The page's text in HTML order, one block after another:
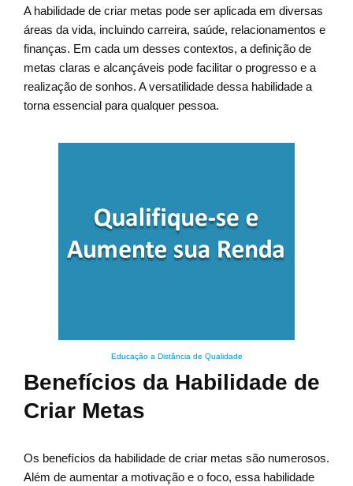
A habilidade de criar metas pode ser aplicada em diversas
áreas da vida, incluindo carreira, saúde, relacionamentos e
finanças. Em cada um desses contextos, a definição de
metas claras e alcançáveis pode facilitar o progresso e a
realização de sonhos. A versatilidade dessa habilidade a
torna essencial para qualquer pessoa.
Educação a Distância de Qualidade
Benefícios da Habilidade de
Criar Metas
Os benefícios da habilidade de criar metas são numerosos.
Além de aumentar a motivação e o foco, essa habilidade